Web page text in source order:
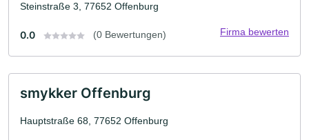
Steinstraße 3, 77652 Offenburg
0.0 (0 Bewertungen) Firma bewerten
smykker Offenburg
Hauptstraße 68, 77652 Offenburg